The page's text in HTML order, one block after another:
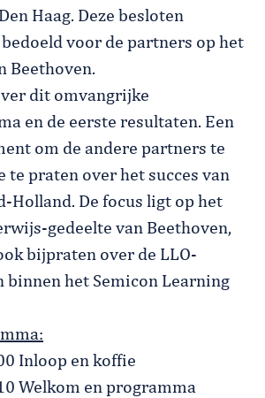
Haag. Deze besloten
voor de partners op het
Beethoven.
dit omvangrijke
en de eerste resultaten. Een
om de andere partners te
te praten over het succes van
Holland. De focus ligt op het
gedeelte van Beethoven,
bijpraten over de LLO-
het Semicon Learning
Inloop en koffie
Welkom en programma